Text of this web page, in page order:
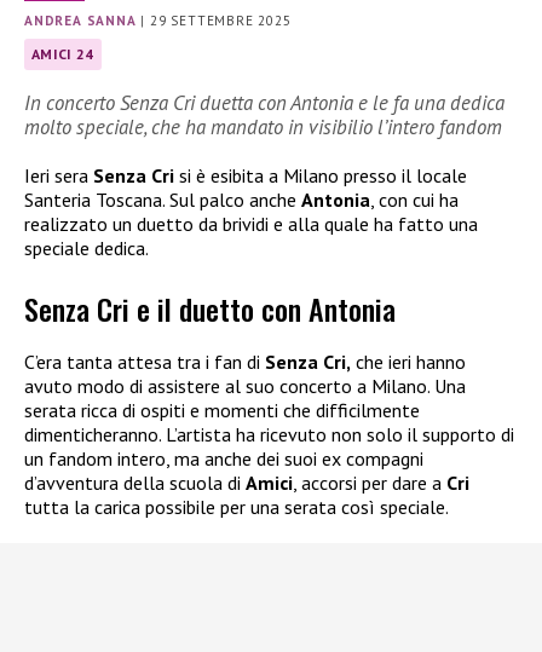
ANDREA SANNA |29 SETTEMBRE 2025
AMICI 24
In concerto Senza Cri duetta con Antonia e le fa una dedica
molto speciale, che ha mandato in visibilio l’intero fandom
Ieri sera Senza Cri si è esibita a Milano presso il locale
Santeria Toscana. Sul palco anche Antonia , con cui ha
realizzato un duetto da brividi e alla quale ha fatto una
speciale dedica.
Senza Cri e il duetto con Antonia
C’era tanta attesa tra i fan di Senza Cri, che ieri hanno
avuto modo di assistere al suo concerto a Milano. Una
serata ricca di ospiti e momenti che difficilmente
dimenticheranno. L’artista ha ricevuto non solo il supporto di
un fandom intero, ma anche dei suoi ex compagni
d’avventura della scuola di Amici, accorsi per dare a Cri
tutta la carica possibile per una serata così speciale.